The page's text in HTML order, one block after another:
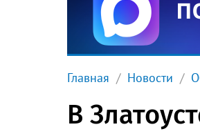
Главная Новости
В